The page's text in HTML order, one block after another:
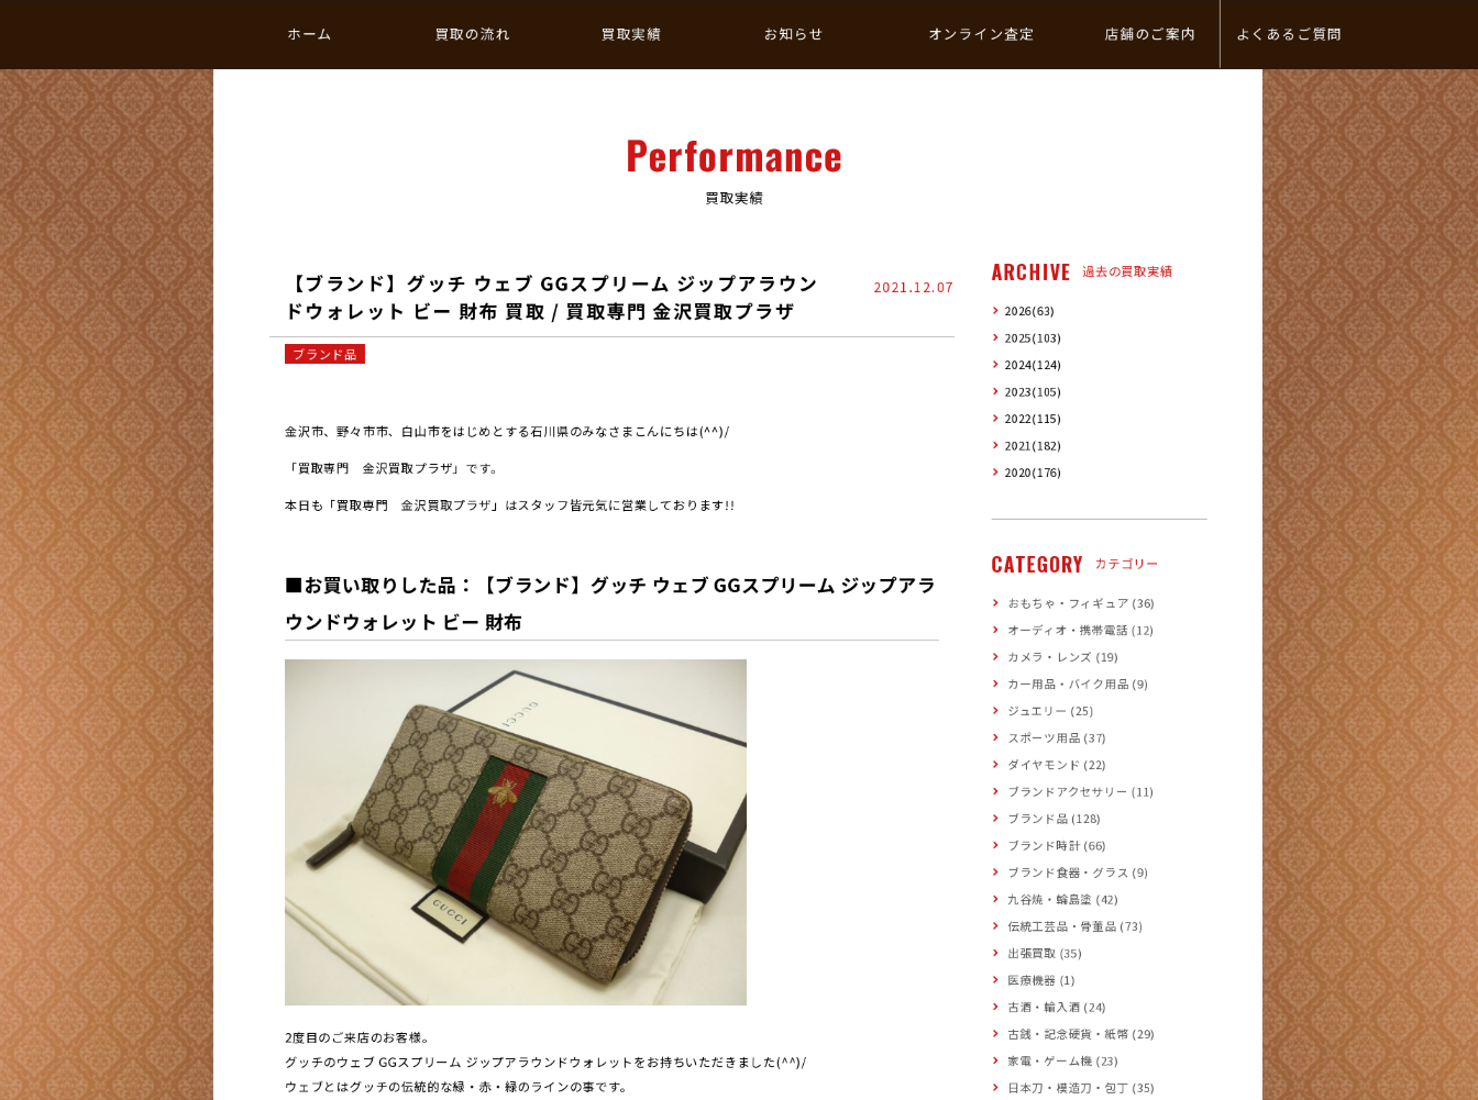
ホーム 買取の流れ 買取実績 お知らせ オンライン査定 店舗のご案内 よくあるご質問
Performance
買取実績
【ブランド】グッチ ウェブ GGスプリーム ジップアラウン
ドウォレット ビー 財布 買取 / 買取専門 金沢買取プラザ
2021.12.07
ブランド品
金沢市、野々市市、白山市をはじめとする石川県のみなさまこんにちは(^^)/
「買取専門 金沢買取プラザ」です。
本日も「買取専門 金沢買取プラザ」はスタッフ皆元気に営業しております!!
■お買い取りした品：【ブランド】グッチ ウェブ GGスプリーム ジップアラ
ウンドウォレット ビー 財布
2度目のご来店のお客様。
グッチのウェブ GGスプリーム ジップアラウンドウォレットをお持ちいただきました(^^)/
ウェブとはグッチの伝統的な緑・赤・緑のラインの事です。
ARCHIVE 過去の買取実績
2026(63)
2025(103)
2024(124)
2023(105)
2022(115)
2021(182)
2020(176)
CATEGORY カテゴリー
おもちゃ・フィギュア (36)
オーディオ・携帯電話 (12)
カメラ・レンズ (19)
カー用品・バイク用品 (9)
ジュエリー (25)
スポーツ用品 (37)
ダイヤモンド (22)
ブランドアクセサリー (11)
ブランド品 (128)
ブランド時計 (66)
ブランド食器・グラス (9)
九谷焼・輪島塗 (42)
伝統工芸品・骨董品 (73)
出張買取 (35)
医療機器 (1)
古酒・輸入酒 (24)
古銭・記念硬貨・紙幣 (29)
家電・ゲーム機 (23)
日本刀・模造刀・包丁 (35)